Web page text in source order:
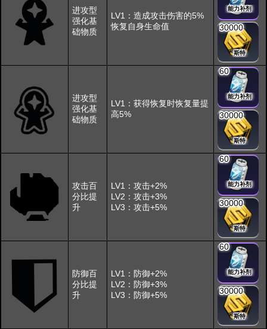
进攻型
强化基
础物质
LV1：造成攻击伤害的5%
恢复自身生命值
能力补剂
30000
斯特
进攻型
强化基
础物质
LV1：获得恢复时恢复量提
高5%
60
能力补剂
30000
斯特
攻击百
分比提
升
LV1：攻击+2%
LV2：攻击+3%
LV3：攻击+5%
60
能力补剂
30000
斯特
防御百
分比提
升
LV1：防御+2%
LV2：防御+3%
LV3：防御+5%
60
能力补剂
30000
斯特